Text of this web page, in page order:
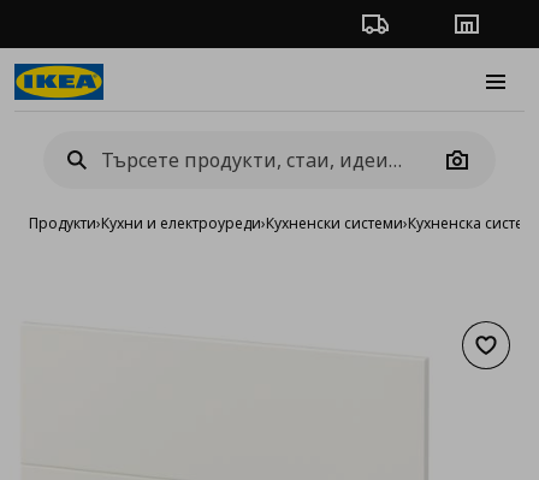
Проследяване на
Camera
Продукти›Кухни и електроуреди›Кухненски системи›Кухненска